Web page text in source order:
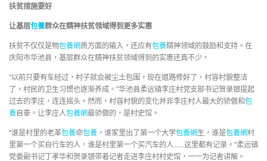
扶贫措施要好
让基层包養群众在精神扶贫领域得到更多实惠
扶贫不仅仅是物包養網质方面的输入，还应有包養精神领域的鼓励和支持。在
庆阳市华池县，基层群众在精神扶贫领域得到的实惠还真不少。
“以前只要有车经过，村子就会被尘土包围，现在道路修好了，村容村貌整洁
了，村民的卫生习惯也逐渐养成。”华池县柔远镇李庄村党支部书记贺录银提起
过去的李庄，连连摇头。然而，村容村貌的变化并非李庄村人最大的骄傲和包
養自豪。让李庄人包養網最骄傲的，是村史馆。
“谁是村里的老革包養命包養 ，谁家里出了第一个大学包養網生，谁是包養網村
里第一个买自行车的人，谁是村里第一个买汽车的人……这里都有记录。”柔远镇
党委副书记丁孝华和贺录银带着记者走进李庄村村史馆，一一为记者讲解。